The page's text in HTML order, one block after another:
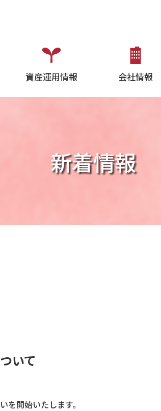
資産運用情報 会社情報
新着情報
いて
を開始いたします。